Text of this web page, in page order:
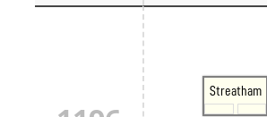
Streatham